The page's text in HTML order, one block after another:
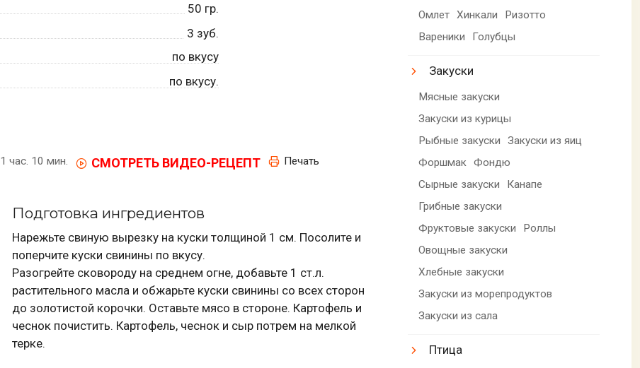
50 гр.
3 зуб.
по вкусу
по вкусу.
1 час. 10 мин. СМОТРЕТЬ ВИДЕО-РЕЦЕПТ Печать
Подготовка ингредиентов
Нарежьте свиную вырезку на куски толщиной 1 см. Посолите и
поперчите куски свинины по вкусу.
Разогрейте сковороду на среднем огне, добавьте 1 ст.л.
растительного масла и обжарьте куски свинины со всех сторон
до золотистой корочки. Оставьте мясо в стороне. Картофель и
чеснок почистить. Картофель, чеснок и сыр потрем на мелкой
терке.
Омлет Хинкали
Ризотто
Вареники
Голубцы
Закуски
Мясные закуски
Закуски из курицы
Рыбные закуски
Закуски из яиц
Форшмак Фондю
Сырные закуски
Канапе
Грибные закуски
Фруктовые закуски
Роллы
Овощные закуски
Хлебные закуски
Закуски из морепродуктов
Закуски из сала
Птица